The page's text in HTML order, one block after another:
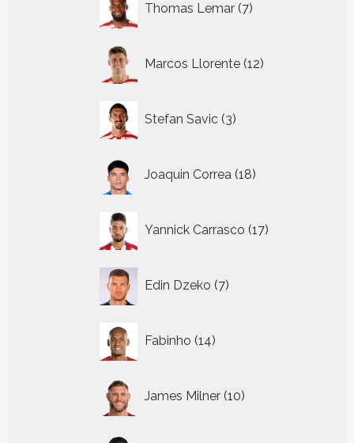
Thomas Lemar 7
producten
Marcos Llorente 12
producten
Stefan Savic 3
producten
Joaquin Correa 18
producten
Yannick Carrasco 17
producten
Edin Dzeko 7
producten
Fabinho 14
producten
James Milner 10
producten